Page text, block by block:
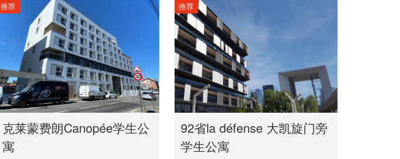
推荐
克莱蒙费朗Canopée学生公
寓
推荐
92省la défense 大凯旋门旁
学生公寓